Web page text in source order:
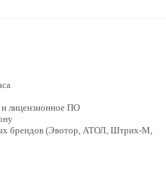
и лицензионное ПО
брендов (Эвотор, АТОЛ, Штрих-М,